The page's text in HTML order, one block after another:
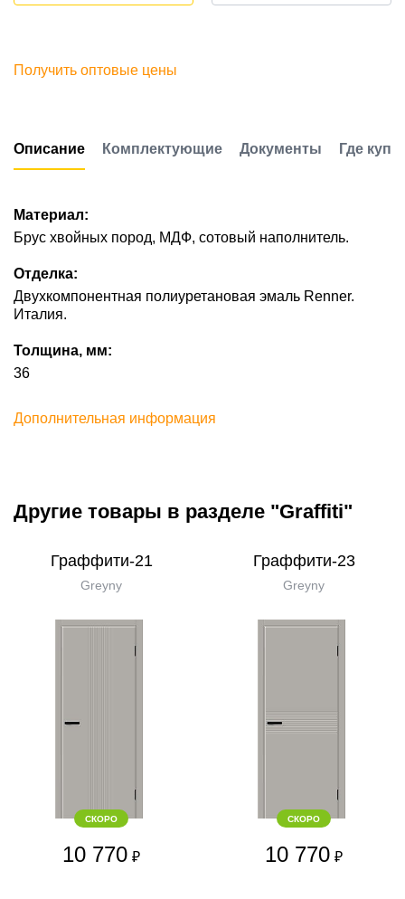
Получить оптовые цены
Описание Комплектующие Документы Где
Материал:
Брус хвойных пород, МДФ, сотовый наполнитель.
Отделка:
Двухкомпонентная полиуретановая эмаль Renner.
Италия.
Толщина, мм:
36
Дополнительная информация
Другие товары в разделе "Graffiti"
Граффити-21
Greyny
СКОРО
10 770 ₽
Граффити-23
Greyny
СКОРО
10 770 ₽